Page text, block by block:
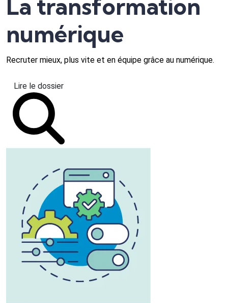
La transformation
numérique
Recruter mieux, plus vite et en équipe grâce au numérique.
Lire le dossier